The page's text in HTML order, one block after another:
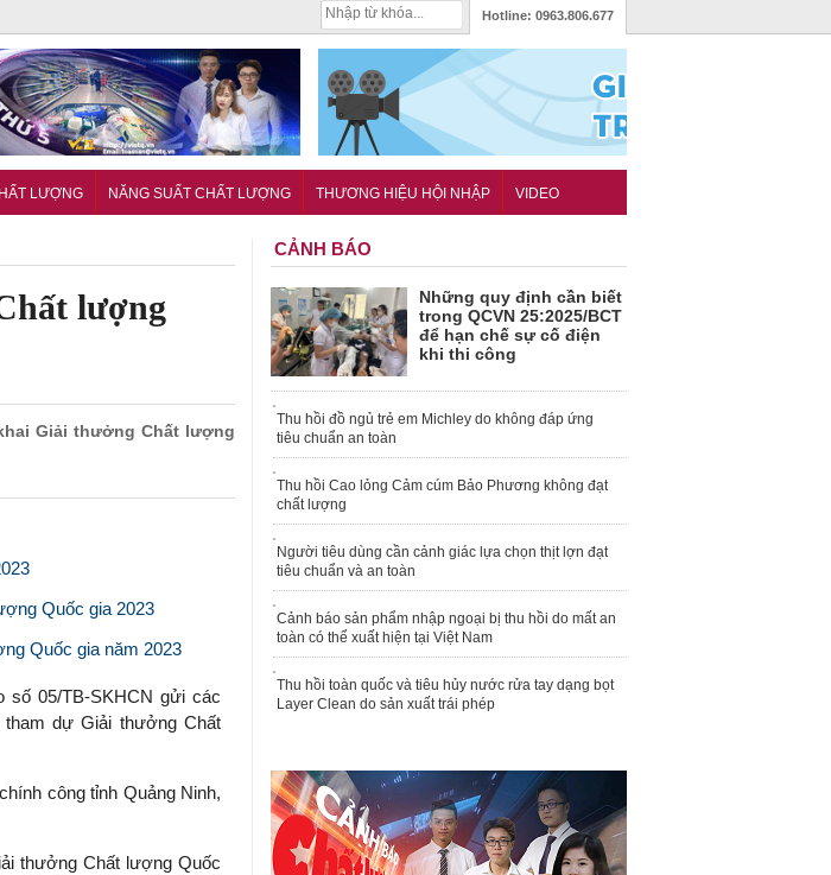
Hotline: 0963.806.677
LƯỢNG NĂNG SUẤT CHẤT LƯỢNG THƯƠNG HIỆU HỘI NHẬP VIDEO
lượng
Giải thưởng Chất lượng
Quốc gia 2023
Quốc gia năm 2023
số 05/TB-SKHCN gửi các
dự Giải thưởng Chất
công tỉnh Quảng Ninh,
thưởng Chất lượng Quốc
CẢNH BÁO
Những quy định cần biết
trong QCVN 25:2025/BCT
để hạn chế sự cố điện
khi thi công
Thu hồi đồ ngủ trẻ em Michley do không đáp ứng
tiêu chuẩn an toàn
Thu hồi Cao lỏng Cảm cúm Bảo Phương không đạt
chất lượng
Người tiêu dùng cần cảnh giác lựa chọn thịt lợn đạt
tiêu chuẩn và an toàn
Cảnh báo sản phẩm nhập ngoại bị thu hồi do mất an
toàn có thể xuất hiện tại Việt Nam
Thu hồi toàn quốc và tiêu hủy nước rửa tay dạng bọt
Layer Clean do sản xuất trái phép